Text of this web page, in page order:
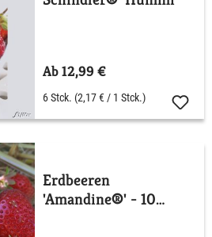
Ab 12,99 €
6 Stck. (2,17 € / 1 Stck.)
Erdbeeren
'Amandine®' - 10